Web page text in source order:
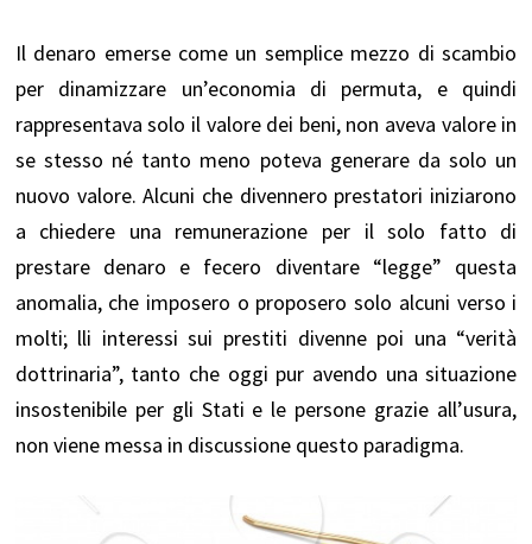
Il denaro emerse come un semplice mezzo di scambio
per dinamizzare un’economia di permuta, e quindi
rappresentava solo il valore dei beni, non aveva valore in
se stesso né tanto meno poteva generare da solo un
nuovo valore. Alcuni che divennero prestatori iniziarono
a chiedere una remunerazione per il solo fatto di
prestare denaro e fecero diventare “legge” questa
anomalia, che imposero o proposero solo alcuni verso i
molti; lli interessi sui prestiti divenne poi una “verità
dottrinaria”, tanto che oggi pur avendo una situazione
insostenibile per gli Stati e le persone grazie all’usura,
non viene messa in discussione questo paradigma.